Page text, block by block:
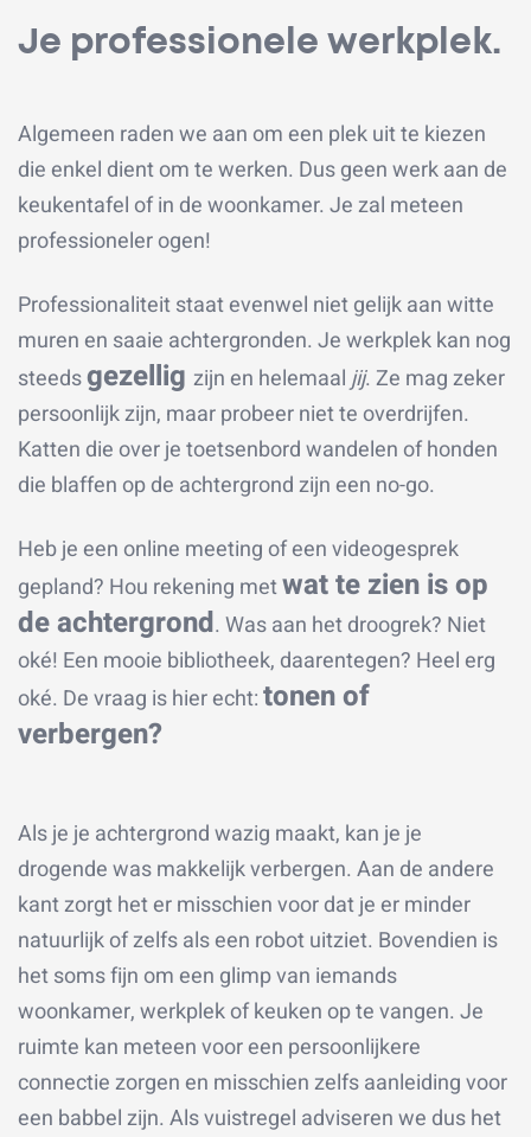
Je professionele werkplek.
Algemeen raden we aan om een plek uit te kiezen
die enkel dient om te werken. Dus geen werk aan de
keukentafel of in de woonkamer. Je zal meteen
professioneler ogen!
Professionaliteit staat evenwel niet gelijk aan witte
muren en saaie achtergronden. Je werkplek kan nog
steedsgezellig zijn en helemaal jij. Ze mag zeker
persoonlijk zijn, maar probeer niet te overdrijfen.
Katten die over je toetsenbord wandelen of honden
die blaffen op de achtergrond zijn een no-go.
Heb je een online meeting of een videogesprek
gepland? Hou rekening metwat te zien is op
de achtergrond. Was aan het droogrek? Niet
oké! Een mooie bibliotheek, daarentegen? Heel erg
oké. De vraag is hier echt:tonen of
verbergen?
Als je je achtergrond wazig maakt, kan je je
drogende was makkelijk verbergen. Aan de andere
kant zorgt het er misschien voor dat je er minder
natuurlijk of zelfs als een robot uitziet. Bovendien is
het soms fijn om een glimp van iemands
woonkamer, werkplek of keuken op te vangen. Je
ruimte kan meteen voor een persoonlijkere
connectie zorgen en misschien zelfs aanleiding voor
een babbel zijn. Als vuistregel adviseren we dus het